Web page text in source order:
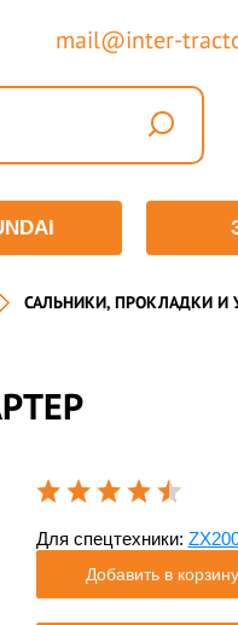
mail@inter-
САЛЬНИКИ, ПРОКЛАДКИ И
Для спецтехники:
Добавить в корзину